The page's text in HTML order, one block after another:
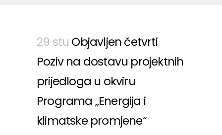
29 stu Objavljen četvrti
Poziv na dostavu projektnih
prijedloga u okviru
Programa „Energija i
klimatske promjene“